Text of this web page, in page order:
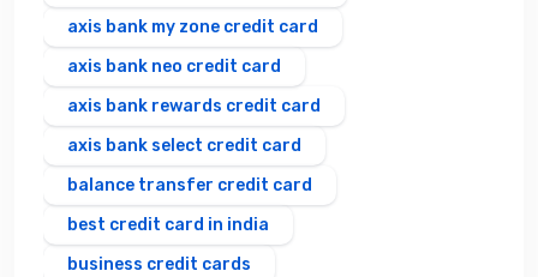
axis bank my zone credit card
axis bank neo credit card
axis bank rewards credit card
axis bank select credit card
balance transfer credit card
best credit card in india
business credit cards